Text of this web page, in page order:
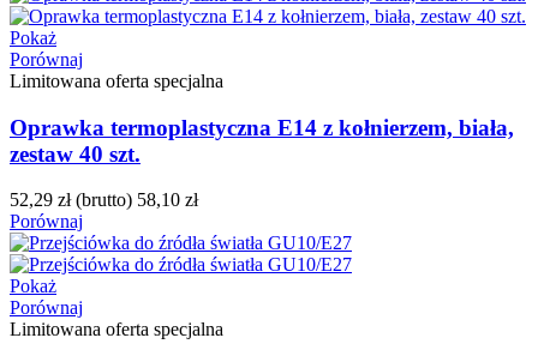
Pokaż
Porównaj
Limitowana oferta specjalna
Oprawka termoplastyczna E14 z kołnierzem, biała,
zestaw 40 szt.
52,29 zł (brutto) 58,10 zł
Porównaj
Pokaż
Porównaj
Limitowana oferta specjalna